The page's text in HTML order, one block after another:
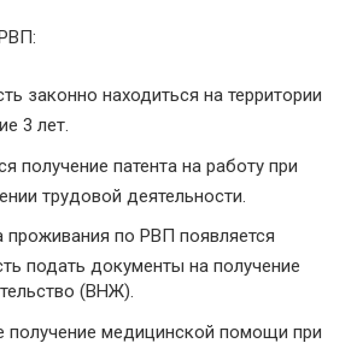
законно находиться на территории
3 лет.
получение патента на работу при
трудовой деятельности.
проживания по РВП появляется
подать документы на получение
(ВНЖ).
получение медицинской помощи при